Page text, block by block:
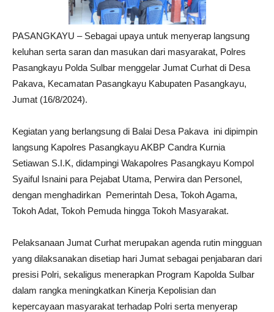
PASANGKAYU – Sebagai upaya untuk menyerap langsung
keluhan serta saran dan masukan dari masyarakat, Polres
Pasangkayu Polda Sulbar menggelar Jumat Curhat di Desa
Pakava, Kecamatan Pasangkayu Kabupaten Pasangkayu,
Jumat (16/8/2024).
Kegiatan yang berlangsung di Balai Desa Pakava ini dipimpin
langsung Kapolres Pasangkayu AKBP Candra Kurnia
Setiawan S.I.K, didampingi Wakapolres Pasangkayu Kompol
Syaiful Isnaini para Pejabat Utama, Perwira dan Personel,
dengan menghadirkan Pemerintah Desa, Tokoh Agama,
Tokoh Adat, Tokoh Pemuda hingga Tokoh Masyarakat.
Pelaksanaan Jumat Curhat merupakan agenda rutin mingguan
yang dilaksanakan disetiap hari Jumat sebagai penjabaran dari
presisi Polri, sekaligus menerapkan Program Kapolda Sulbar
dalam rangka meningkatkan Kinerja Kepolisian dan
kepercayaan masyarakat terhadap Polri serta menyerap